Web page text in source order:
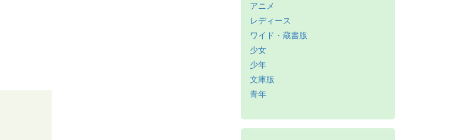
アニメ
レディース
ワイド・蔵書版
少女
少年
文庫版
青年